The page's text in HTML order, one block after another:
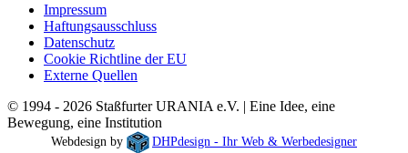
Impressum
Haftungsausschluss
Datenschutz
Cookie Richtline der EU
Externe Quellen
© 1994 - 2026 Staßfurter URANIA e.V. | Eine Idee, eine
Bewegung, eine Institution
Webdesign by DHPdesign - Ihr Web & Werbedesigner